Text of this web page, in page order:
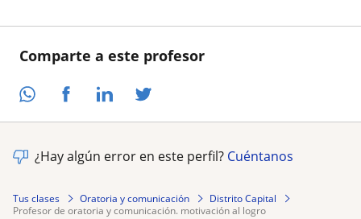
Comparte a este profesor
¿Hay algún error en este perfil? Cuéntanos
Tus clases Oratoria y comunicación
Distrito Capital
profesor de oratoria y comunicación. motivación al logro